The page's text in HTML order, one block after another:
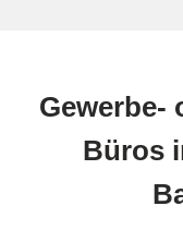
Gewerbe-
Büros